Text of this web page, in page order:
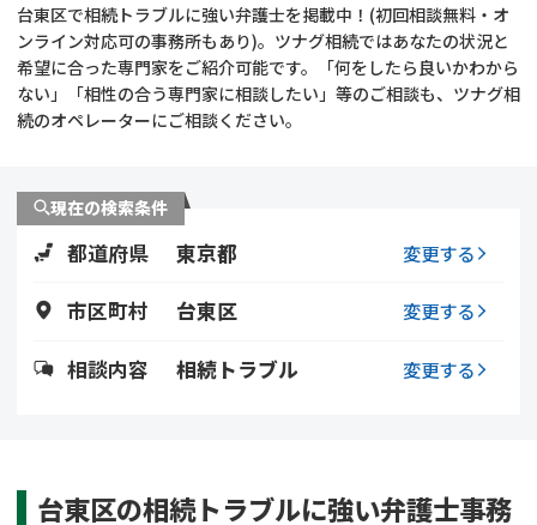
相続登記
遺留分侵害額請求
相続人調査
コラム
相続手続き
相続登記
台東区で相続トラブルに強い弁護士を掲載中！(初回相談無料・オ
ンライン対応可の事務所もあり)。ツナグ相続ではあなたの状況と
希望に合った専門家をご紹介可能です。「何をしたら良いかわから
ない」「相性の合う専門家に相談したい」等のご相談も、ツナグ相
続のオペレーターにご相談ください。
現在の検索条件
都道府県 東京都 変更する
市区町村 台東区 変更する
相談内容 相続トラブル 変更する
台東区の相続トラブルに強い弁護士事務